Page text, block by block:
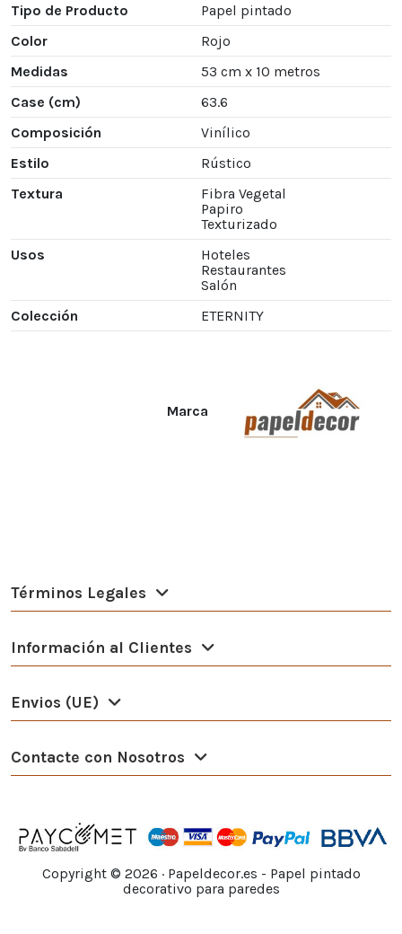
Tipo de Producto
Papel pintado
Color
Rojo
Medidas
53 cm x 10 metros
Case (cm)
63.6
Composición
Vinílico
Estilo
Rústico
Textura
Fibra Vegetal
Papiro
Texturizado
Usos
Hoteles
Restaurantes
Salón
Colección
ETERNITY
Marca
Términos Legales
Información al Clientes
Envios (UE)
Contacte con Nosotros
Copyright © 2026 · Papeldecor.es - Papel pintado
decorativo para paredes